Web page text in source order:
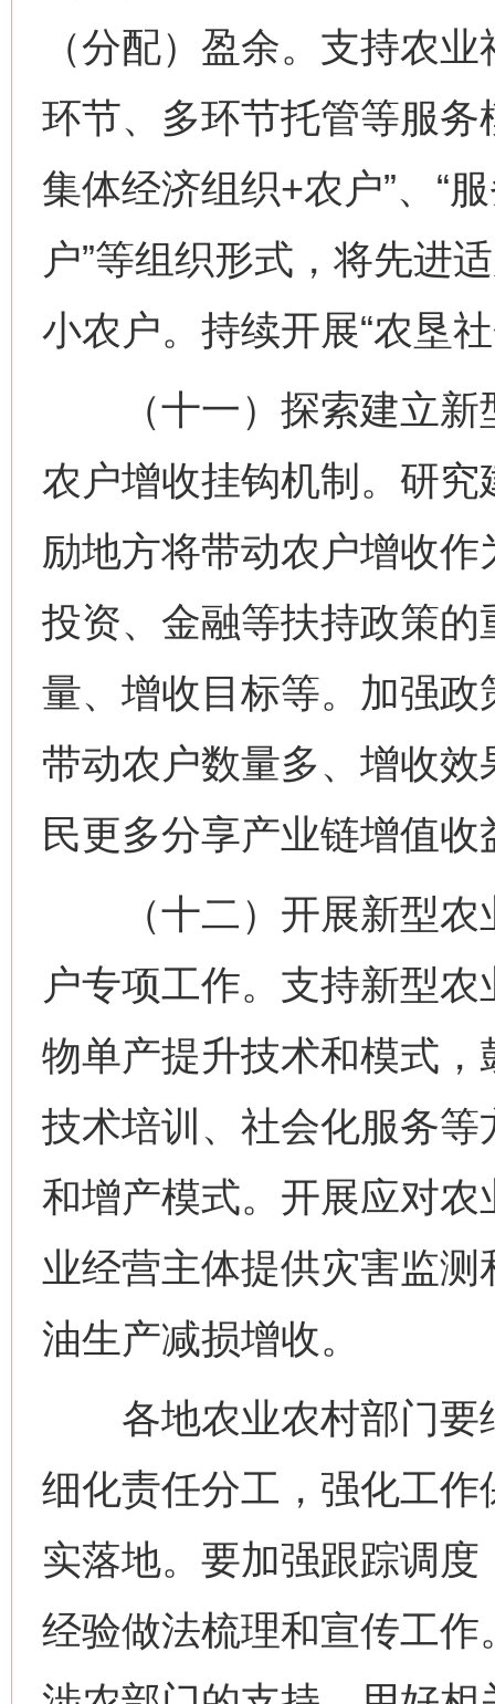
（分配）盈余。支持农
环节、多环节托管等服务
集体经济组织+农户”、“
户”等组织形式，将先进
小农户。持续开展“农垦
（十一）探索建立新
农户增收挂钩机制。研
励地方将带动农户增收
投资、金融等扶持政策
量、增收目标等。加强
带动农户数量多、增收
民更多分享产业链增值收
（十二）开展新型农
户专项工作。支持新型
物单产提升技术和模式
技术培训、社会化服务
和增产模式。开展应对
业经营主体提供灾害监
油生产减损增收。
各地农业农村部门要
细化责任分工，强化工
实落地。要加强跟踪调
经验做法梳理和宣传工